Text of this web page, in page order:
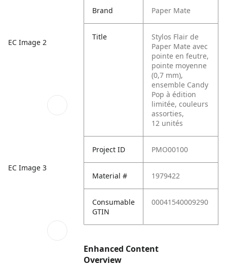
EC Image 2
EC Image 3
Brand Paper Mate
Title
Stylos Flair de
Paper Mate avec
pointe en feutre,
pointe moyenne
(0,7 mm),
ensemble Candy
Pop à édition
limitée, couleurs
assorties,
12 unités
Project ID PMO00100
Material # 1979422
Consumable
GTIN
00041540009290
Enhanced Content
Overview